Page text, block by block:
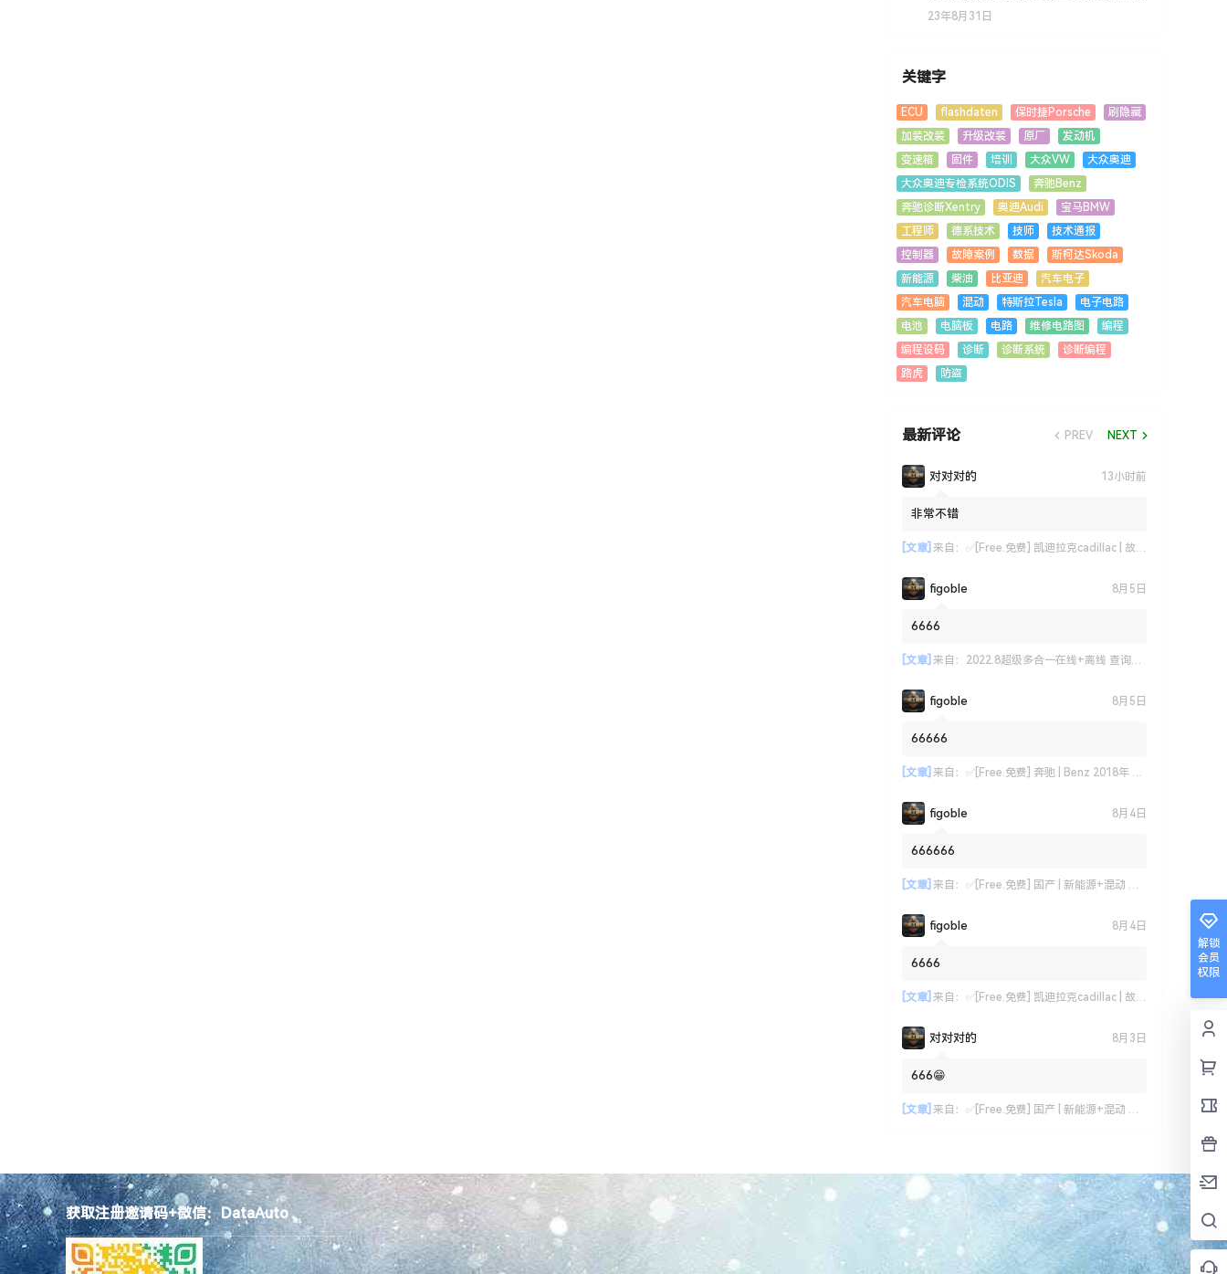
封号）
23年8月31日
关键字
ECU flashdaten 保时捷Porsche
刷隐藏
加装改装
升级改装 原厂
发动机
变速箱
固件 培训 大众VW
大众奥迪
大众奥迪专检系统ODIS
奔驰Benz
奔驰诊断Xentry
奥迪Audi
宝马BMW
工程师
德系技术 技师
技术通报
控制器
故障案例 数据
斯柯达Skoda
新能源
柴油 比亚迪
汽车电子
汽车电脑
混动 特斯拉Tesla
电子电路
电池
电脑板 电路 维修电路图
编程
编程设码
诊断 诊断系统
诊断编程
路虎
防盗
最新评论 PREV NEXT
对对对的 13小时前
非常不错
[文章] 来自： ✅[Free.免费] 凯迪拉克cadillac | 故障维修案例 原厂技术通报 ATS CT6 CTS SRX XT4 XT5 XT6 XTS (关注更新)（240份）
figoble 8月5日
6666
[文章] 来自： 2022.8超级多合一在线+离线 查询系统: 德美日国产 最新款车型 高中低车型 偏门车型 燃油车 新能源 混动车 维修手册+电路图+技术通报+拆装资料+保养资料
figoble 8月5日
66666
[文章] 来自： ✅[Free.免费] 奔驰 | Benz 2018年 新款奔驰原厂资料 结构原理和基本功能说明(218份)
figoble 8月4日
666666
[文章] 来自： ✅[Free.免费] 国产 | 新能源+混动 技术故障案例汇总04：比亚迪+上汽+一汽+上汽+长城+吉利+奇瑞（770份）
figoble 8月4日
6666
[文章] 来自： ✅[Free.免费] 凯迪拉克cadillac | 故障维修案例 原厂技术通报 ATS CT6 CTS SRX XT4 XT5 XT6 XTS (关注更新)（240份）
对对对的 8月3日
666😁
[文章] 来自： ✅[Free.免费] 国产 | 新能源+混动 技术故障案例汇总04：比亚迪+上汽+一汽+上汽+长城+吉利+奇瑞（770份）
解锁
会员
权限
获取注册邀请码+微信：DataAuto